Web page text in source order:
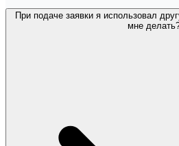
При подаче заявки я использовал
мне